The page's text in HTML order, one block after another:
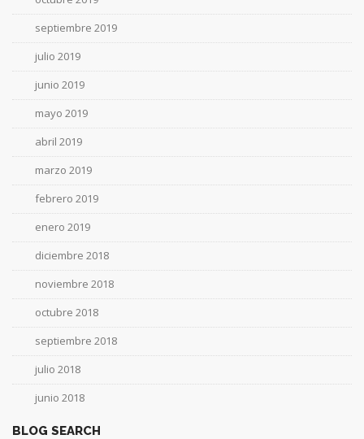
septiembre 2019
julio 2019
junio 2019
mayo 2019
abril 2019
marzo 2019
febrero 2019
enero 2019
diciembre 2018
noviembre 2018
octubre 2018
septiembre 2018
julio 2018
junio 2018
BLOG SEARCH